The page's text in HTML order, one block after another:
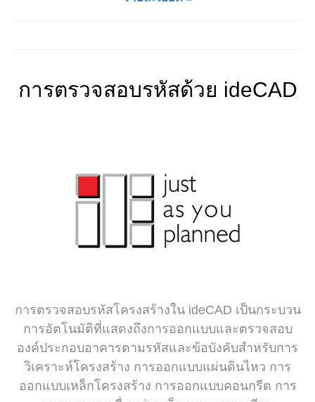
การตรวจสอบรหัสด้วย ideCAD
การตรวจสอบรหัสโครงสร้างใน ideCAD เป็นกระบวน
การอัตโนมัติที่แสดงถึงการออกแบบและตรวจสอบ
องค์ประกอบอาคารตามรหัสและข้อบังคับสำหรับการ
วิเคราะห์โครงสร้าง การออกแบบแผ่นดินไหว การ
ออกแบบเหล็กโครงสร้าง การออกแบบคอนกรีต การ